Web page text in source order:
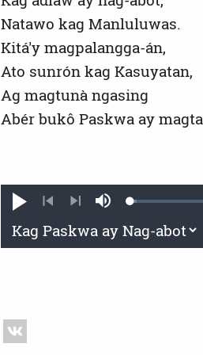
Natawo kag Manluluwas.
Kitá'y magpalangga-án,
Ato sunrón kag Kasuyatan,
Ag magtunà ngasing
Abér bukô Paskwa ay
Mag-
Previous
Sarhan
tunog
Loaded: